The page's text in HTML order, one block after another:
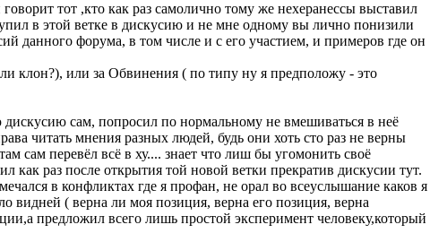
тот ,кто как раз самолично тому же нехеранессы выставил
в этой ветке в дискусию и не мне одному вы лично понизили
данного форума, в том числе и с его участием, и примеров где он
клон?), или за Обвинения ( по типу ну я предположу - это
сам, попросил по нормальному не вмешиваться в неё
читать мнения разных людей, будь они хоть сто раз не верны
сам перевёл всё в ху.... знает что лиш бы угомонить своё
раз после открытия той новой ветки прекратив дискусии тут.
в конфликтах где я профан, не орал во всеуслышание каков я
видней ( верна ли моя позиция, верна его позиция, верна
предложил всего лишь простой эксперимент человеку,который